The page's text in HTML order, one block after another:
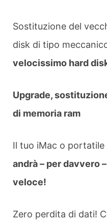
Sostituzione del
disk di tipo
velocissimo hard
Upgrade,
di memoria ram
Il tuo iMac o portatile
andrà – per davvero
veloce!
Zero perdita di dati!